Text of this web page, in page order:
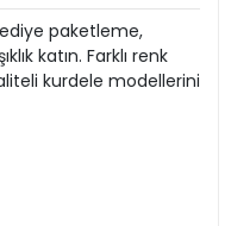
paketleme,
katın. Farklı renk
kurdele modellerini